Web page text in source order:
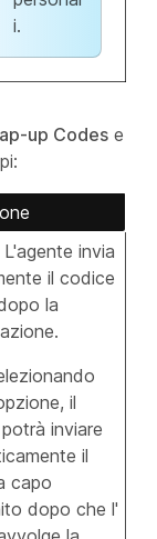
i.
up Codes e
L'agente invia
il codice
la
il
inviare
il
capo
dopo che l'